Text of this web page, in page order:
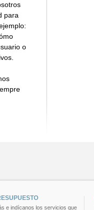
para
o
e indícanos los servicios que